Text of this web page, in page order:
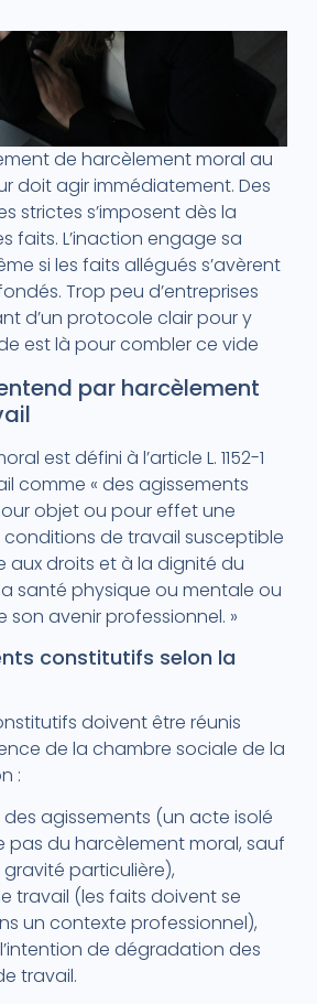
de harcèlement moral au
doit agir immédiatement. Des
strictes s’imposent dès la
faits. L’inaction engage sa
si les faits allégués s’avèrent
Trop peu d’entreprises
d’un protocole clair pour y
est là pour combler ce vide
par harcèlement
est défini à l’article L. 1152-1
comme « des agissements
objet ou pour effet une
de travail susceptible
aux droits et à la dignité du
santé physique ou mentale ou
avenir professionnel. »
constitutifs selon la
doivent être réunis
de la chambre sociale de la
:
agissements (un acte isolé
pas du harcèlement moral, sauf
gravité particulière),
travail (les faits doivent se
un contexte professionnel),
de dégradation des
travail.